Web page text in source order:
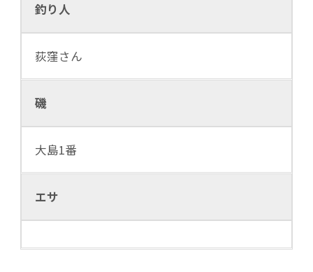
釣り人
荻窪さん
磯
大島1番
エサ